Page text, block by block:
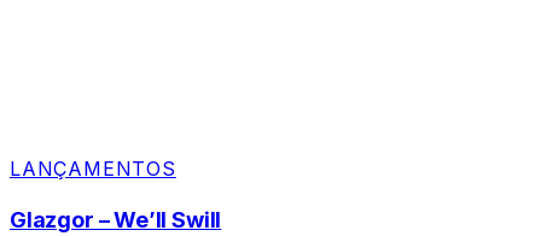
LANÇAMENTOS
Glazgor – We’ll Swill